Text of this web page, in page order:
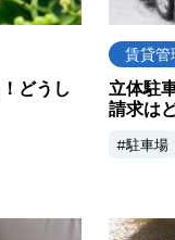
どうし
賃貸管
立体駐
請求は
駐車場